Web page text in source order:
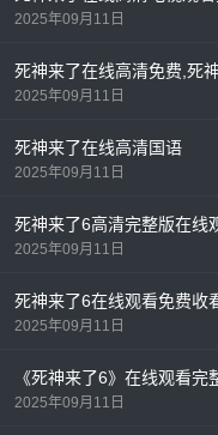
2025年09月11日
死神来了在线高清免费,死
2025年09月11日
死神来了在线高清国语
2025年09月11日
死神来了6高清完整版在线
2025年09月11日
死神来了6在线观看免费收
2025年09月11日
《死神来了6》在线观看
2025年09月11日